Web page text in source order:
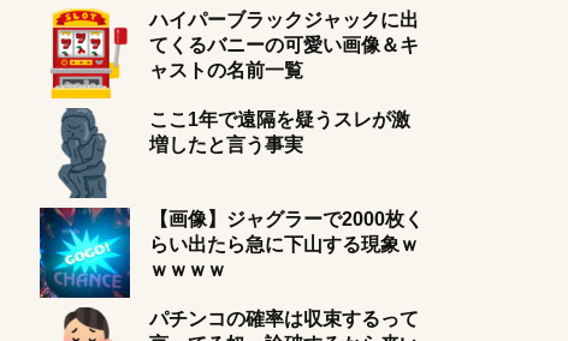
ハイパーブラックジャックに出
てくるバニーの可愛い画像＆キ
ャストの名前一覧
ここ1年で遠隔を疑うスレが激
増したと言う事実
【画像】ジャグラーで2000枚く
らい出たら急に下山する現象ｗ
ｗｗｗｗ
パチンコの確率は収束するって